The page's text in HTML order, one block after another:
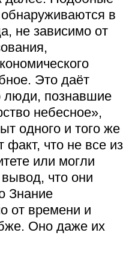
в
не зависимо от
Это даёт
люди, познавшие
небесное»,
одного и того же
факт, что не все из
или могли
что они
Знание
от времени и
Оно даже их